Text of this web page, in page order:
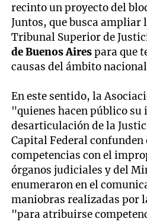
recinto un proyecto del
Juntos, que busca ampliar
Tribunal Superior de
de BuenosAirespara que
causas del ámbito
En este sentido, la
"quienes hacen público su
desarticulación de la
Capital Federal confunden
competencias con el
órganos judiciales y del
enumeraron en el
maniobras realizadas por
"para atribuirse